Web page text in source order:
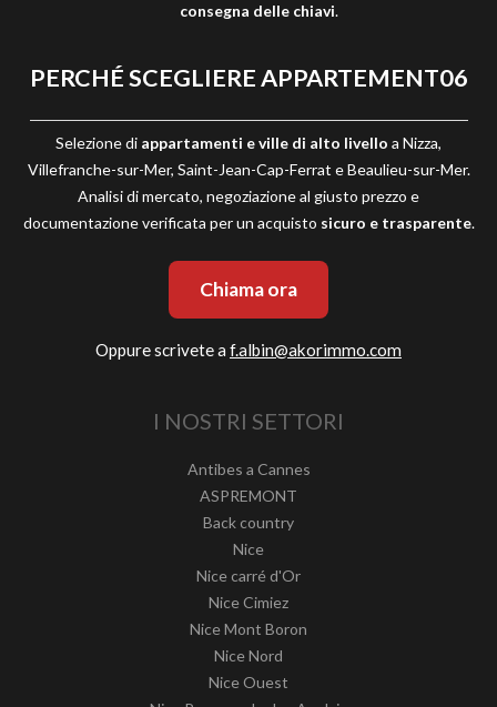
consegna delle chiavi.
PERCHÉ SCEGLIERE APPARTEMENT06
Selezione di appartamenti e ville di alto livello a Nizza,
Villefranche-sur-Mer, Saint-Jean-Cap-Ferrat e Beaulieu-sur-Mer.
Analisi di mercato, negoziazione al giusto prezzo e
documentazione verificata per un acquisto sicuro e trasparente.
Chiama ora
Oppure scrivete a f.albin@akorimmo.com
I NOSTRI SETTORI
Antibes a Cannes
ASPREMONT
Back country
Nice
Nice carré d'Or
Nice Cimiez
Nice Mont Boron
Nice Nord
Nice Ouest